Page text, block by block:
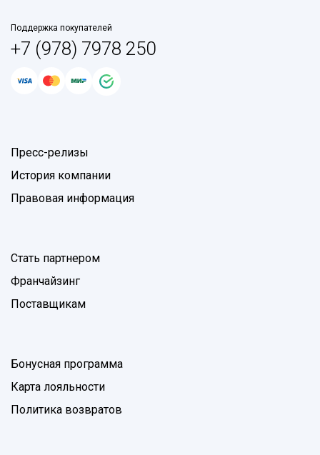
Поддержка покупателей
+7 (978) 7978 250
Пресс-релизы
История компании
Правовая информация
Стать партнером
Франчайзинг
Поставщикам
Бонусная программа
Карта лояльности
Политика возвратов